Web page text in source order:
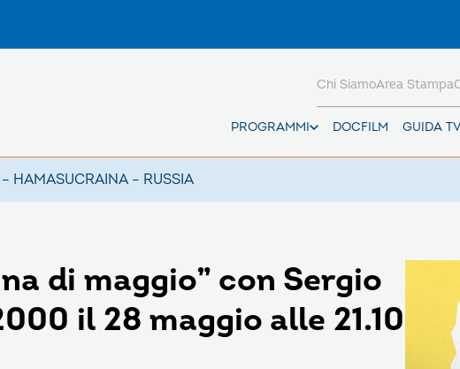
PROGRAMMI DOCFILM GUIDA TV
Chi SiamoArea Stampa
– HAMASUCRAINA – RUSSIA
di maggio” con Sergio
il 28 maggio alle 21.10